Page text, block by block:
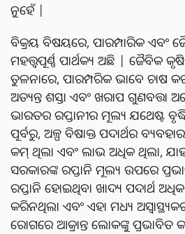
ନୁହେଁ |
ବିକ୍ରୟ ବିଷୟରେ, ପାରମ୍ପାରିକ ଏବଂ
ମହତ୍ତ୍ୱପୂର୍ଣ୍ଣ ପାର୍ଥକ୍ୟ ଅଛି | ଜୈବିକ
ତୁଳନାରେ, ପାରମ୍ପରିକ ଭାବେ ଚାଷ
ଅତ୍ୟନ୍ତ ଶସ୍ତା ଏବଂ ଖରାପ ଗୁଣବତ୍ତା
ଭାରତର ରପ୍ତାନୀର ମୂଲ୍ୟ ଯଥେଷ୍ଟ
ପୂର୍ବରୁ, ଅଳ୍ପ ବିଷାକ୍ତ ପଦାର୍ଥର
କମ୍ ଥିଲା ଏବଂ ଲାଭ ଅଧିକ ଥିଲା,
ସରକାରଙ୍କ ରପ୍ତାନି ମୂଲ୍ୟ ଉପରେ
ରପ୍ତାନି ହୋଇଥିବା ଖାଦ୍ୟ ପଦାର୍ଥ
କରିନଥିଲା ଏବଂ ଏହା ମଧ୍ୟ
ରୋଗରେ ଆକ୍ରାନ୍ତ ଲୋକଙ୍କୁ ପ୍ରଭାବିତ